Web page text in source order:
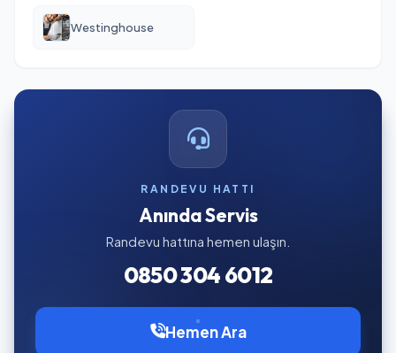
Westinghouse
RANDEVU HATTI
Anında Servis
Randevu hattına hemen ulaşın.
0850 304 6012
Hemen Ara